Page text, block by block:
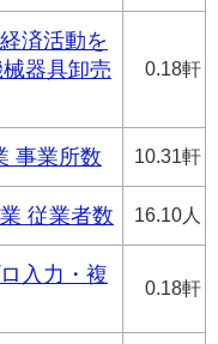
済活動を
器具卸売
0.18軒
事業所数 10.31軒
従業者数 16.10人
入力・複
0.18軒